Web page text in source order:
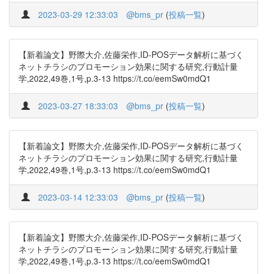
2023-03-29 12:33:03 @bms_pr (投稿一覧)
【新着論文】野際大介,佐藤栄作,ID-POSデータ解析に基づく
ネットチラシのプロモーション効果に関する研究,行動計量
学,2022,49巻,1号,p.3-13 https://t.co/eemSw0mdQ1
2023-03-27 18:33:03 @bms_pr (投稿一覧)
【新着論文】野際大介,佐藤栄作,ID-POSデータ解析に基づく
ネットチラシのプロモーション効果に関する研究,行動計量
学,2022,49巻,1号,p.3-13 https://t.co/eemSw0mdQ1
2023-03-14 12:33:03 @bms_pr (投稿一覧)
【新着論文】野際大介,佐藤栄作,ID-POSデータ解析に基づく
ネットチラシのプロモーション効果に関する研究,行動計量
学,2022,49巻,1号,p.3-13 https://t.co/eemSw0mdQ1